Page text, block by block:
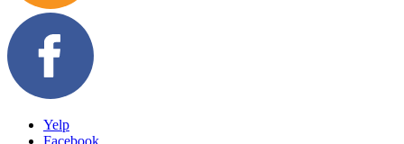
Yelp
Facebook